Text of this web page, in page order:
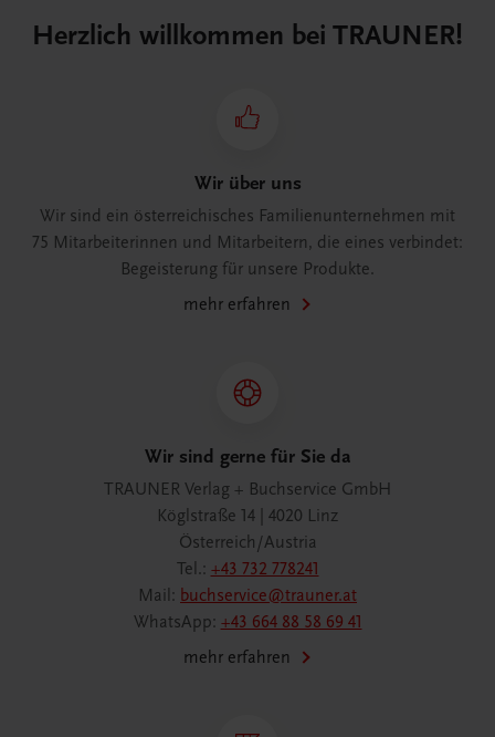
Herzlich willkommen bei TRAUNER!
Wir über uns
Wir sind ein österreichisches Familienunternehmen mit
75 Mitarbeiterinnen und Mitarbeitern, die eines verbindet:
Begeisterung für unsere Produkte.
mehr erfahren
Wir sind gerne für Sie da
TRAUNER Verlag + Buchservice GmbH
Köglstraße 14 | 4020 Linz
Österreich/Austria
Tel.: +43 732 778241
Mail: buchservice@trauner.at
WhatsApp: +43 664 88 58 69 41
mehr erfahren